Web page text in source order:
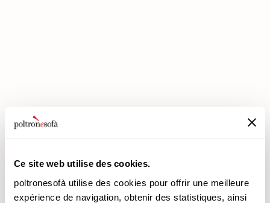
Ce site web utilise des cookies.
poltronesofà utilise des cookies pour offrir une meilleure
expérience de navigation, obtenir des statistiques, ainsi